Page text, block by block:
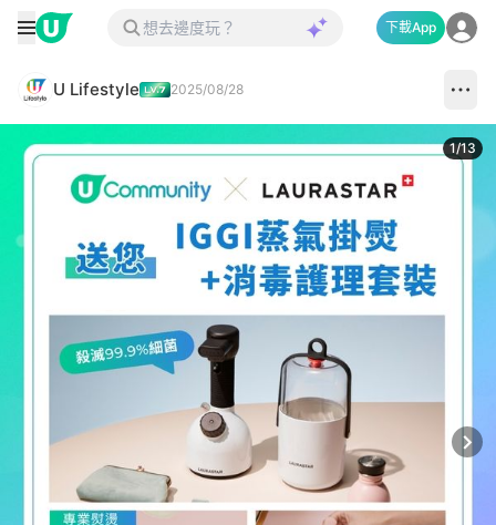
下載App
U Lifestyle 2025/08/28
1/13